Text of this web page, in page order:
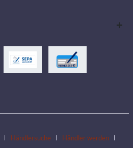
Händlersuche
Händler werden